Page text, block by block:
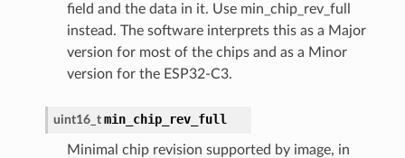
field and the data in it. Use min_chip_rev_full
instead. The software interprets this as a Major
version for most of the chips and as a Minor
version for the ESP32-C3.
uint16_t min_chip_rev_full
Minimal chip revision supported by image, in